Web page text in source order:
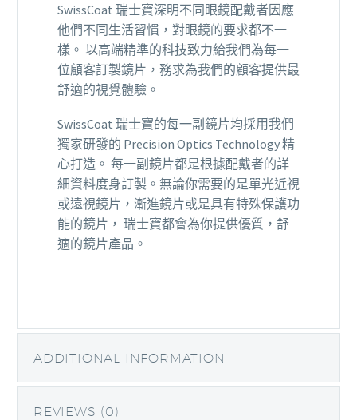
SwissCoat 瑞士寶深明不同眼鏡配戴者因應
他們不同生活習慣，對眼鏡的要求都不一
樣。 以高端精準的科技致力給我們為每一
位顧客訂製鏡片，務求為我們的顧客提供最
舒適的視覺體驗。
SwissCoat 瑞士寶的每一副鏡片均採用我們
獨家研發的 Precision Optics Technology 精
心打造。 每一副鏡片都是根據配戴者的詳
細資料度身訂製。無論你需要的是單光近視
或遠視鏡片，漸進鏡片或是具有特殊保護功
能的鏡片， 瑞士寶都會為你提供優質，舒
適的鏡片產品。
ADDITIONAL INFORMATION
REVIEWS (0)